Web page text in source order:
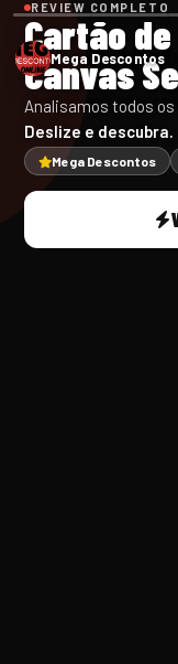
Mega Descontos
REVIEW COMPLETO
Cartão
Canvas
Analisamos todos
Deslize e descubra.
Mega Descontos